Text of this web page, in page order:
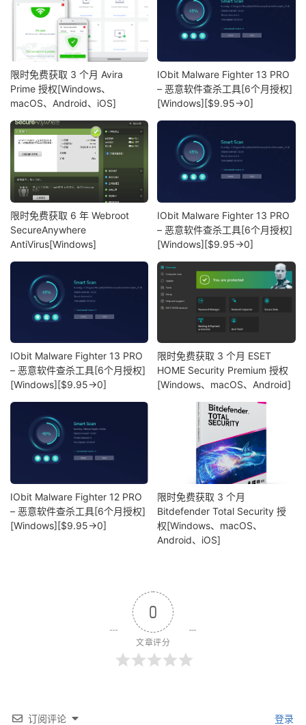
限时免费获取 3 个月 Avira
Prime 授权[Windows、
macOS、Android、iOS]
IObit Malware Fighter 13 PRO
– 恶意软件查杀工具[6个月授权]
[Windows][$9.95→0]
限时免费获取 6 年 Webroot
SecureAnywhere
AntiVirus[Windows]
IObit Malware Fighter 13 PRO
– 恶意软件查杀工具[6个月授权]
[Windows][$9.95→0]
IObit Malware Fighter 13 PRO
– 恶意软件查杀工具[6个月授权]
[Windows][$9.95→0]
限时免费获取 3 个月 ESET
HOME Security Premium 授权
[Windows、macOS、Android]
IObit Malware Fighter 12 PRO
– 恶意软件查杀工具[6个月授权]
[Windows][$9.95→0]
限时免费获取 3 个月
Bitdefender Total Security 授
权[Windows、macOS、
Android、iOS]
0
文章评分
订阅评论 登录